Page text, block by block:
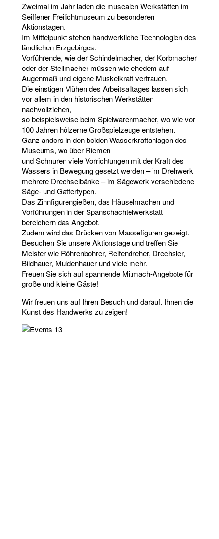
Zweimal im Jahr laden die musealen Werkstätten im
Seiffener Freilichtmuseum zu besonderen
Aktionstagen.
Im Mittelpunkt stehen handwerkliche Technologien des
ländlichen Erzgebirges.
Vorführende, wie der Schindelmacher, der Korbmacher
oder der Stellmacher müssen wie ehedem auf
Augenmaß und eigene Muskelkraft vertrauen.
Die einstigen Mühen des Arbeitsalltages lassen sich
vor allem in den historischen Werkstätten
nachvollziehen,
so beispielsweise beim Spielwarenmacher, wo wie vor
100 Jahren hölzerne Großspielzeuge entstehen.
Ganz anders in den beiden Wasserkraftanlagen des
Museums, wo über Riemen
und Schnuren viele Vorrichtungen mit der Kraft des
Wassers in Bewegung gesetzt werden – im Drehwerk
mehrere Drechselbänke – im Sägewerk verschiedene
Säge- und Gattertypen.
Das Zinnfigurengießen, das Häuselmachen und
Vorführungen in der Spanschachtelwerkstatt
bereichern das Angebot.
Zudem wird das Drücken von Massefiguren gezeigt.
Besuchen Sie unsere Aktionstage und treffen Sie
Meister wie Röhrenbohrer, Reifendreher, Drechsler,
Bildhauer, Muldenhauer und viele mehr.
Freuen Sie sich auf spannende Mitmach-Angebote für
große und kleine Gäste!
Wir freuen uns auf Ihren Besuch und darauf, Ihnen die
Kunst des Handwerks zu zeigen!